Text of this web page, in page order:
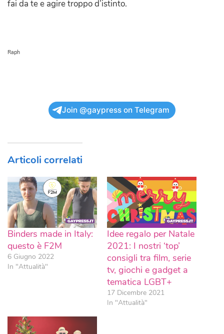
fai da te e agire troppo d’istinto.
Raph
Join @gaypress on Telegram
Articoli correlati
Binders made in Italy:
questo è F2M
6 Giugno 2022
In "Attualità"
Idee regalo per Natale
2021: I nostri ‘top’
consigli tra film, serie
tv, giochi e gadget a
tematica LGBT+
17 Dicembre 2021
In "Attualità"